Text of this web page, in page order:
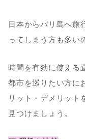
日本からバリ島へ旅
ってしまう方も多い
時間を有効に使える
都市を巡りたい方に
リット・デメリット
見つけましょう。